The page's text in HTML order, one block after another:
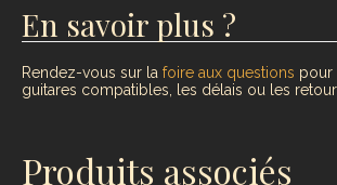
En savoir plus ?
Rendez-vous sur la foire aux questions pour
guitares compatibles, les délais ou les
Produits associés